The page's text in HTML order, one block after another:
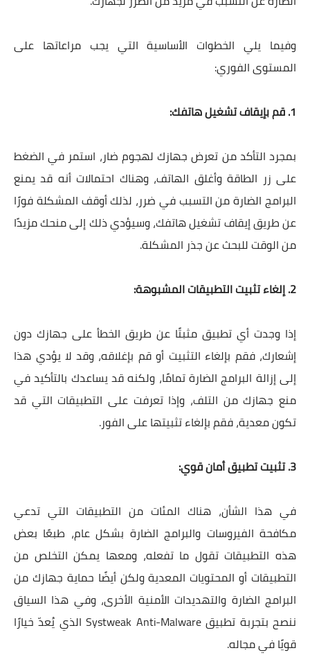
وفيما يلي الخطوات الأساسية التي يجب مراعاتها على
المستوى الفوري:
1. قم بإيقاف تشغيل هاتفك:
بمجرد التأكد من تعرض جهازك لهجوم ضار، استمر في الضغط
على زر الطاقة وأغلق الهاتف، وهناك احتمالات أنه قد يمنع
البرامج الضارة من التسبب في ضرر، لذلك أوقف المشكلة فورًا
عن طريق إيقاف تشغيل هاتفك، وسيؤدي ذلك إلى منحك مزيدًا
من الوقت للبحث عن جذر المشكلة.
2. إلغاء تثبيت التطبيقات المشبوهة:
إذا وجدت أي تطبيق مثبتًا عن طريق الخطأ على جهازك دون
إشعارك، فقم بإلغاء التثبيت أو قم بإغلاقه، وقد لا يؤدي هذا
إلى إزالة البرامج الضارة تمامًا، ولكنه قد يساعدك بالتأكيد في
منع جهازك من التلف، وإذا تعرفت على التطبيقات التي قد
تكون معدية، فقم بإلغاء تثبيتها على الفور.
3. تثبيت تطبيق أمان قوي:
في هذا الشأن، هناك المئات من التطبيقات التي تدعي
مكافحة الفيروسات والبرامج الضارة بشكل عام، طبعًا بعض
هذه التطبيقات تقول ما تفعله، ومعها يمكن التخلص من
التطبيقات أو المحتويات المعدية ولكن أيضًا حماية جهازك من
البرامج الضارة والتهديدات الأمنية الأخرى، وفي هذا السياق
ننصح بتجربة تطبيق Systweak Anti-Malware الذي يُعدّ خيارًا
قويًا في مجاله.